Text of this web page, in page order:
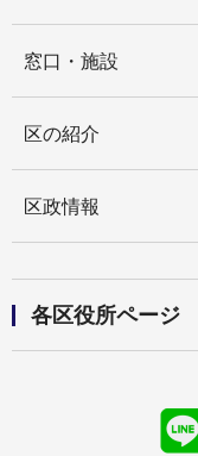
窓口・施設
区の紹介
区政情報
各区役所ページ